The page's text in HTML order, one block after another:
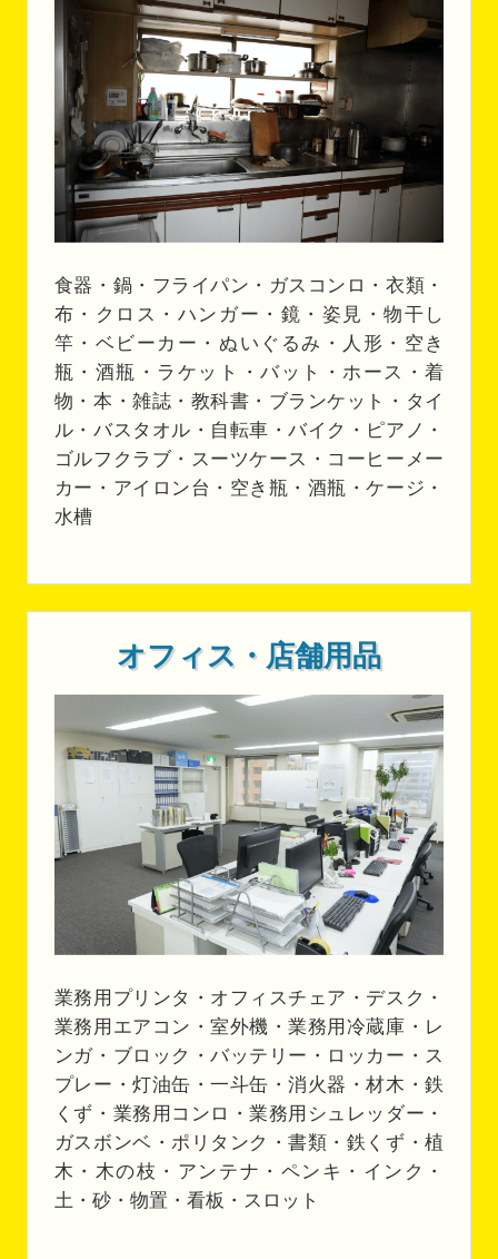
食器・鍋・フライパン・ガスコンロ・衣類・
布・クロス・ハンガー・鏡・姿見・物干し
竿・ベビーカー・ぬいぐるみ・人形・空き
瓶・酒瓶・ラケット・バット・ホース・着
物・本・雑誌・教科書・ブランケット・タイ
ル・バスタオル・自転車・バイク・ピアノ・
ゴルフクラブ・スーツケース・コーヒーメー
カー・アイロン台・空き瓶・酒瓶・ケージ・
水槽
オフィス・店舗用品
業務用プリンタ・オフィスチェア・デスク・
業務用エアコン・室外機・業務用冷蔵庫・レ
ンガ・ブロック・バッテリー・ロッカー・ス
プレー・灯油缶・一斗缶・消火器・材木・鉄
くず・業務用コンロ・業務用シュレッダー・
ガスボンベ・ポリタンク・書類・鉄くず・植
木・木の枝・アンテナ・ペンキ・インク・
土・砂・物置・看板・スロット